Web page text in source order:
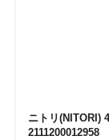
ニトリ(NITORI)
2111200012958